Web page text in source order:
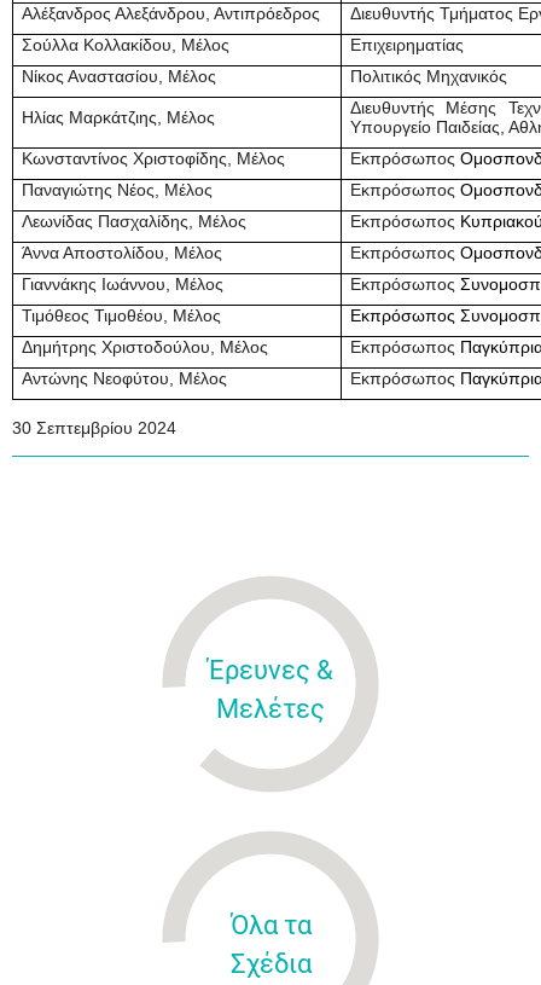
Αλέξανδρος Αλεξάνδρου, Αντιπρόεδρος
Διευθυντής Τμήματος
Σούλλα Κολλακίδου, Μέλος
Επιχειρηματίας
Νίκος Αναστασίου, Μέλος
Πολιτικός Μηχανικός
Ηλίας Μαρκάτζιης, Μέλος
Διευθυντής Μέσης
Υπουργείο Παιδείας,
Κωνσταντίνος Χριστοφίδης, Μέλος
Εκπρόσωπος
Παναγιώτης Νέος, Μέλος
Εκπρόσωπος
Λεωνίδας Πασχαλίδης, Μέλος
Εκπρόσωπος
Άννα Αποστολίδου, Μέλος
Εκπρόσωπος
Γιαννάκης Ιωάννου, Μέλος
Εκπρόσωπος
Τιμόθεος Τιμοθέου, Μέλος
Εκπρόσωπος
Δημήτρης Χριστοδούλου, Μέλος
Εκπρόσωπος
Αντώνης Νεοφύτου, Μέλος
Εκπρόσωπος
30 Σεπτεμβρίου 2024
Έρευνες &
Μελέτες
Όλα τα
Σχέδια